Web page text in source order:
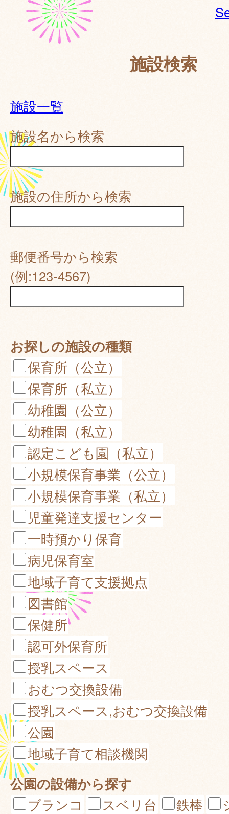
施設検索
施設一覧
施設名から検索
施設の住所から検索
郵便番号から検索
(例:123-4567)
お探しの施設の種類
保育所（公立）
保育所（私立）
幼稚園（公立）
幼稚園（私立）
認定こども園（私立）
小規模保育事業（公立）
小規模保育事業（私立）
児童発達支援センター
一時預かり保育
病児保育室
地域子育て支援拠点
図書館
保健所
認可外保育所
授乳スペース
おむつ交換設備
授乳スペース,おむつ交換設備
公園
地域子育て相談機関
公園の設備から探す
ブランコ スベリ台 鉄棒